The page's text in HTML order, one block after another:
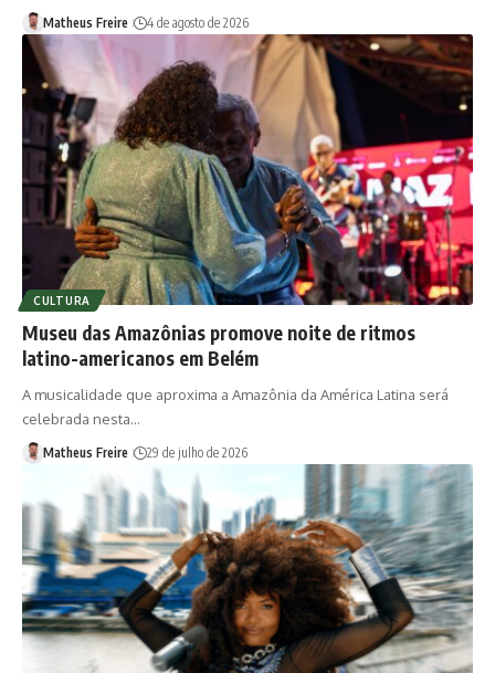
Matheus Freire 4 de agosto de 2026
CULTURA
Museu das Amazônias promove noite de ritmos
latino-americanos em Belém
A musicalidade que aproxima a Amazônia da América Latina será
celebrada nesta…
Matheus Freire 29 de julho de 2026